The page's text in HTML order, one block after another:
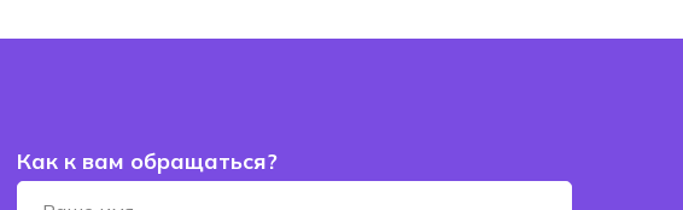
Как к вам обращаться?